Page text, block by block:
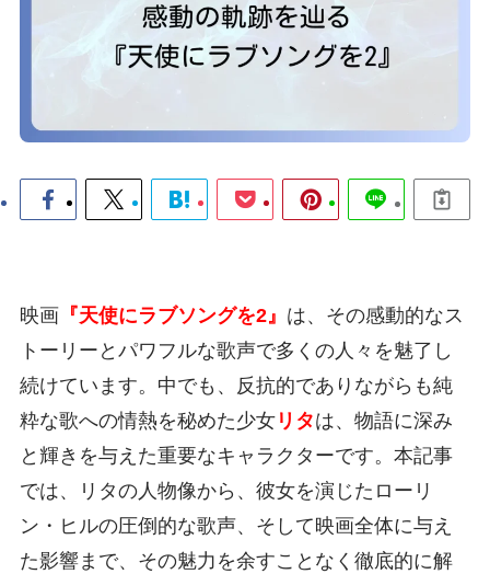
映画 『天使にラブソングを2』 は、その感動的なス
トーリーとパワフルな歌声で多くの人々を魅了し
続けています。中でも、反抗的でありながらも純
粋な歌への情熱を秘めた少女リタは、物語に深み
と輝きを与えた重要なキャラクターです。本記事
では、リタの人物像から、彼女を演じたローリ
ン・ヒルの圧倒的な歌声、そして映画全体に与え
た影響まで、その魅力を余すことなく徹底的に解